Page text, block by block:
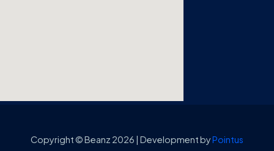
Copyright © Beanz 2026 | Development byPointus